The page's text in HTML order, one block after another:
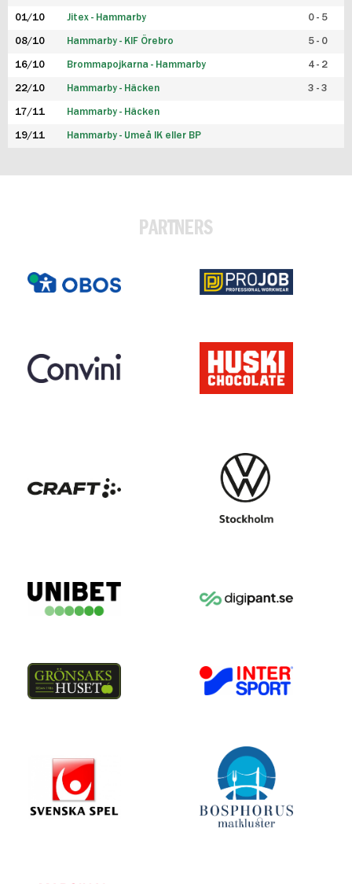
01/10 Jitex - Hammarby 0 - 5
08/10 Hammarby - KIF Örebro 5 - 0
16/10 Brommapojkarna - Hammarby 4 - 2
22/10 Hammarby - Häcken 3 - 3
17/11 Hammarby - Häcken
19/11 Hammarby - Umeå IK eller BP
PARTNERS